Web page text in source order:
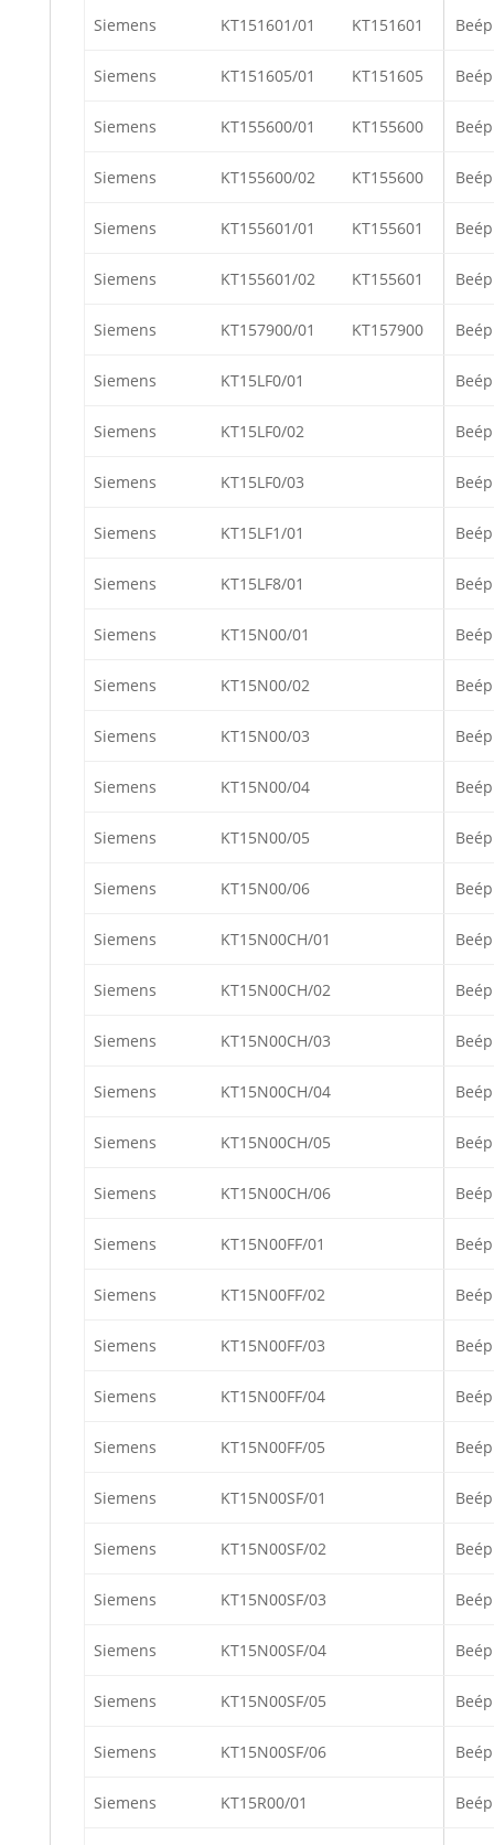
Siemens KT151601/01 KT151601
Siemens KT151605/01 KT151605
Siemens KT155600/01 KT155600
Siemens KT155600/02 KT155600
Siemens KT155601/01 KT155601
Siemens KT155601/02 KT155601
Siemens KT157900/01 KT157900
Siemens KT15LF0/01
Siemens KT15LF0/02
Siemens KT15LF0/03
Siemens KT15LF1/01
Siemens KT15LF8/01
Siemens KT15N00/01
Siemens KT15N00/02
Siemens KT15N00/03
Siemens KT15N00/04
Siemens KT15N00/05
Siemens KT15N00/06
Siemens KT15N00CH/01
Siemens KT15N00CH/02
Siemens KT15N00CH/03
Siemens KT15N00CH/04
Siemens KT15N00CH/05
Siemens KT15N00CH/06
Siemens KT15N00FF/01
Siemens KT15N00FF/02
Siemens KT15N00FF/03
Siemens KT15N00FF/04
Siemens KT15N00FF/05
Siemens KT15N00SF/01
Siemens KT15N00SF/02
Siemens KT15N00SF/03
Siemens KT15N00SF/04
Siemens KT15N00SF/05
Siemens KT15N00SF/06
Siemens KT15R00/01